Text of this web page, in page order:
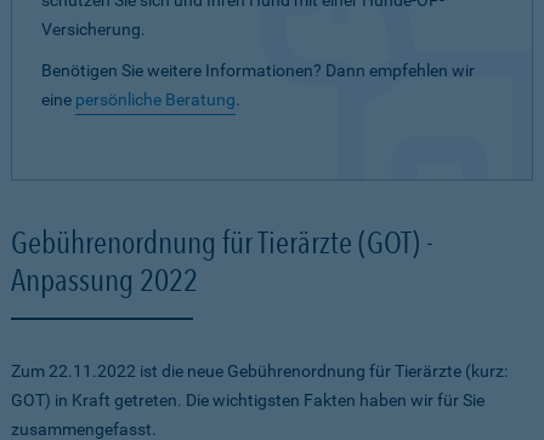
Versicherung.
Benötigen Sie weitere Informationen? Dann empfehlen wir
eine persönliche Beratung.
Gebührenordnung für Tierärzte (GOT) -
Anpassung 2022
Zum 22.11.2022 ist die neue Gebührenordnung für Tierärzte (kurz:
GOT) in Kraft getreten. Die wichtigsten Fakten haben wir für Sie
zusammengefasst.